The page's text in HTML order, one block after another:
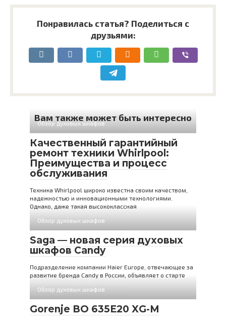
Понравилась статья? Поделиться с
друзьями:
Вам также может быть интересно
Обзор духовых шкафов
Качественный гарантийный
ремонт техники Whirlpool:
Преимущества и процесс
обслуживания
Техника Whirlpool широко известна своим качеством,
надежностью и инновационными технологиями.
Однако, даже такая высококлассная
Обзор духовых шкафов
Saga — новая серия духовых
шкафов Candy
Подразделение компании Haier Europe, отвечающее за
развитие бренда Candy в России, объявляет о старте
Обзор духовых шкафов
Gorenje BO 635E20 XG-M